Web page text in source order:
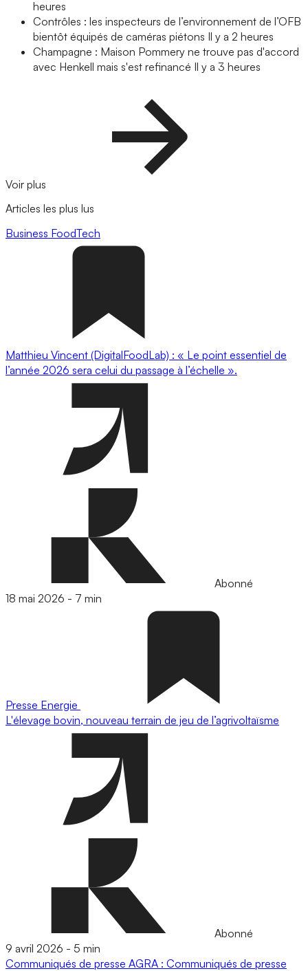
heures
Contrôles : les inspecteurs de l’environnement de l’OFB
bientôt équipés de caméras piétons Il y a 2 heures
Champagne : Maison Pommery ne trouve pas d'accord
avec Henkell mais s'est refinancé Il y a 3 heures
Voir plus
Articles les plus lus
Business FoodTech
Matthieu Vincent (DigitalFoodLab) : « Le point essentiel de
l’année 2026 sera celui du passage à l’échelle ».
Abonné
18 mai 2026 - 7 min
Presse Energie
L'élevage bovin, nouveau terrain de jeu de l’agrivoltaïsme
Abonné
9 avril 2026 - 5 min
Communiqués de presse AGRA : Communiqués de presse